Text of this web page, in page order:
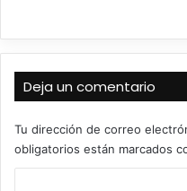
Deja un comentario
Tu dirección de correo
obligatorios están marcados